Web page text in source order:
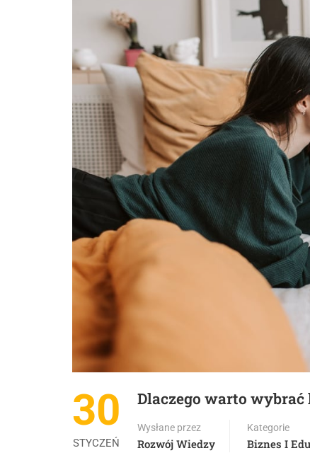
30
STYCZEŃ
Dlaczego warto
Wysłane przez
Rozwój Wiedzy
Kategorie
Biznes I